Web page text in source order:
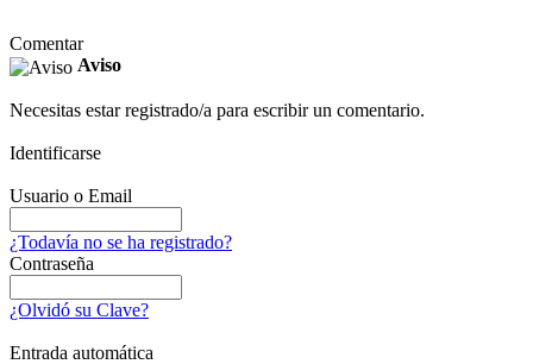
Comentar
Aviso
Necesitas estar registrado/a para escribir un comentario.
Identificarse
Usuario o Email
¿Todavía no se ha registrado?
Contraseña
¿Olvidó su Clave?
Entrada automática